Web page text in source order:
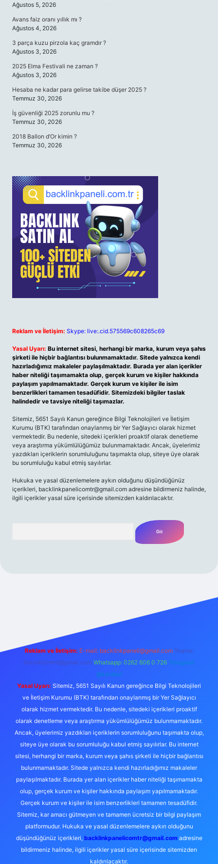
Ağustos 5, 2026
Avans faiz oranı yıllık mı ?
Ağustos 4, 2026
3 parça kuzu pirzola kaç gramdır ?
Ağustos 3, 2026
2025 Elma Festivali ne zaman ?
Ağustos 3, 2026
Hesaba ne kadar para gelirse takibe düşer 2025 ?
Temmuz 30, 2026
İş güvenliği 2025 zorunlu mu ?
Temmuz 30, 2026
2018 Ballon d’Or kimin ?
Temmuz 30, 2026
Reklam ve İletişim: Skype: live:.cid.575569c608265c69
Yasal Uyarı: Bu internet sitesi, herhangi bir marka, kurum veya şahıs
şirketi ile hiçbir bağlantısı bulunmamaktadır. Sitede yalnızca kendi
hazırladığımız makaleler paylaşılmaktadır. Burada yer alan içerikler
haber niteliği taşımamakta olup, gerçek kurum ve kişiler hakkında
paylaşım yapılmamaktadır. Gerçek kurum ve kişiler ile isim
benzerlikleri tamamen tesadüfidir. Sitemizdeki bilgiler taslak
halindedir ve tavsiye niteliği taşımazlar.
Sitemiz, 5651 Sayılı Kanun gereğince Bilgi Teknolojileri ve İletişim
Kurumu (BTK) tarafından onaylanmış bir Yer Sağlayıcı olarak hizmet
vermektedir. Bu nedenle, sitedeki içerikleri proaktif olarak denetleme
veya araştırma yükümlülüğümüz bulunmamaktadır. Ancak, üyelerimiz
yazdıkları içeriklerin sorumluluğunu taşımakta olup, siteye üye olarak
bu sorumluluğu kabul etmiş sayılırlar.
Hukuka ve yasal düzenlemelere aykırı olduğunu düşündüğünüz
içerikleri, backlinkpanelicomtr@gmail.com adresine bildirmeniz halinde,
ilgili içerikler yasal süre içerisinde sitemizden kaldırılacaktır.
Reklam ve İletişim: E-mail: backlinkpaneli@gmail.com Teams:
forumhizmeti@gmail.com Whatsapp: 0262 606 0 726 Telegram:
@karabul
Yasal Uyarı: Sitemiz, 5651 Sayılı Kanun gereğince Bilgi Teknolojileri
ve İletişim Kurumu (BTK) tarafından onaylanmış bir Yer Sağlayıcı
olarak hizmet vermektedir. Bu nedenle, sitedeki içerikleri proaktif
olarak denetleme veya araştırma yükümlülüğümüz bulunmamaktadır.
Ancak, üyelerimiz yazdıkları içeriklerin sorumluluğunu taşımakta olup,
siteye üye olarak bu sorumluluğu kabul etmiş sayılırlar. Bu internet
sitesi, herhangi bir marka, kurum veya şahıs şirketi ile hiçbir bağlantısı
bulunmamaktadır. Sitede yalnızca kendi hazırladığımız makaleler
paylaşılmaktadır. Burada yer alan içerikler haber niteliği taşımamakta
olup, gerçek kurum ve kişiler hakkında paylaşım yapılmamaktadır.
Gerçek kurum ve kişiler ile isim benzerlikleri tamamen tesadüfidir.
Sitemiz, kar amacı gütmeyen ve tamamen ücretsiz bir bilgi paylaşım
platformudur. Hukuka ve yasal düzenlemelere aykırı olduğunu
düşündüğünüz içerikleri, backlinkpanelicomtr@gmail.comadresine
bildirmeniz halinde, ilgili içerikler yasal süre içerisinde sitemizden
kaldırılacaktır.